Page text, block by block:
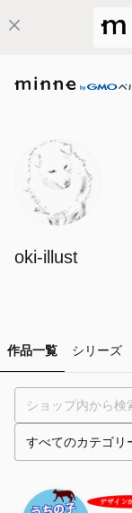
oki-illust
作品一覧 シリーズ